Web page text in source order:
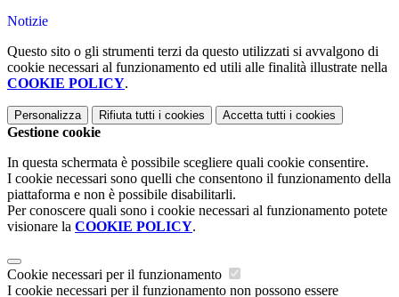
Notizie
Questo sito o gli strumenti terzi da questo utilizzati si avvalgono di
cookie necessari al funzionamento ed utili alle finalità illustrate nella
COOKIE POLICY.
Personalizza Rifiuta tutti i cookies Accetta tutti i cookies
Gestione cookie
In questa schermata è possibile scegliere quali cookie consentire.
I cookie necessari sono quelli che consentono il funzionamento della
piattaforma e non è possibile disabilitarli.
Per conoscere quali sono i cookie necessari al funzionamento potete
visionare la COOKIE POLICY.
Cookie necessari per il funzionamento
I cookie necessari per il funzionamento non possono essere